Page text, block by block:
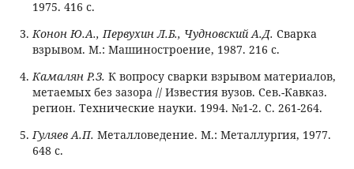
1975. 416 с.
Конон Ю.А., Первухин Л.Б., Чудновский А.Д. Сварка
взрывом. М.: Машиностроение, 1987. 216 с.
Камалян Р.З. К вопросу сварки взрывом материалов,
метаемых без зазора // Известия вузов. Сев.-Кавказ.
регион. Технические науки. 1994. №1-2. С. 261-264.
Гуляев А.П. Металловедение. М.: Металлургия, 1977.
648 с.